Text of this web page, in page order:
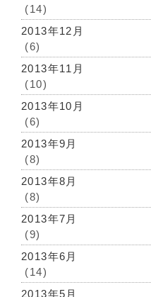
(14)
2013年12月
(6)
2013年11月
(10)
2013年10月
(6)
2013年9月
(8)
2013年8月
(8)
2013年7月
(9)
2013年6月
(14)
2013年5月